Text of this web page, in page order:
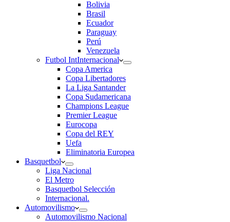
Bolivia
Brasil
Ecuador
Paraguay
Perú
Venezuela
Futbol IntInternacional
Copa America
Copa Libertadores
La Liga Santander
Copa Sudamericana
Champions League
Premier League
Eurocopa
Copa del REY
Uefa
Eliminatoria Europea
Basquetbol
Liga Nacional
El Metro
Basquetbol Selección
Internacional.
Automovilismo
Automovilismo Nacional